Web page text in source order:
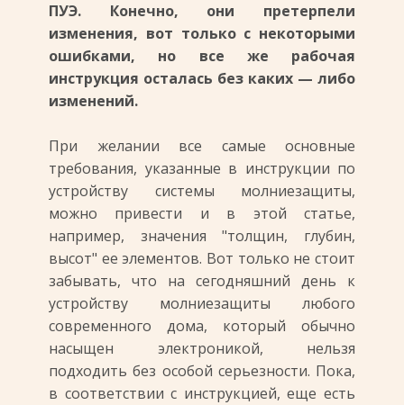
ПУЭ. Конечно, они претерпели
изменения, вот только с некоторыми
ошибками, но все же рабочая
инструкция осталась без каких — либо
изменений.
При желании все самые основные
требования, указанные в инструкции по
устройству системы молниезащиты,
можно привести и в этой статье,
например, значения "толщин, глубин,
высот" ее элементов. Вот только не стоит
забывать, что на сегодняшний день к
устройству молниезащиты любого
современного дома, который обычно
насыщен электроникой, нельзя
подходить без особой серьезности. Пока,
в соответствии с инструкцией, еще есть